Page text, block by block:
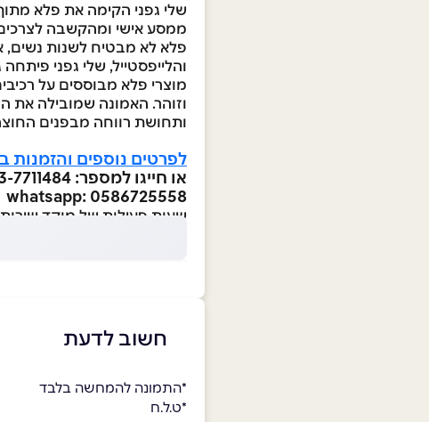
שלי גפני הקימה את פלא
ממסע אישי ומהקשבה לצרכים
פלא לא מבטיח לשנות נשים,
והלייפסטייל, שלי גפני
מוצרי פלא מבוססים על
וזוהר. האמונה שמובילה את
ותחושת רווחה מבפנים
לפרטים נוספים והזמנות
או חייגו למספר: 03-7711484
whatsapp: 0586725558
שעות פעילות של מוקד שירות
חשוב לדעת
*התמונה להמחשה בלבד
*ט.ל.ח